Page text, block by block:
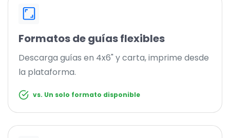
Formatos de guías flexibles
Descarga guías en 4x6" y carta, imprime desde
la plataforma.
vs. Un solo formato disponible